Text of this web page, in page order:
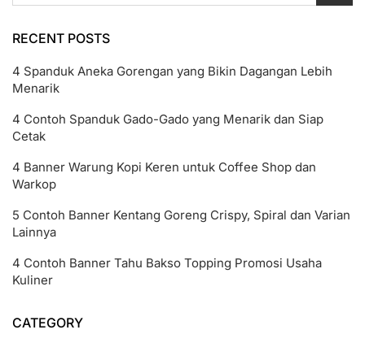
RECENT POSTS
4 Spanduk Aneka Gorengan yang Bikin Dagangan Lebih
Menarik
4 Contoh Spanduk Gado-Gado yang Menarik dan Siap
Cetak
4 Banner Warung Kopi Keren untuk Coffee Shop dan
Warkop
5 Contoh Banner Kentang Goreng Crispy, Spiral dan Varian
Lainnya
4 Contoh Banner Tahu Bakso Topping Promosi Usaha
Kuliner
CATEGORY